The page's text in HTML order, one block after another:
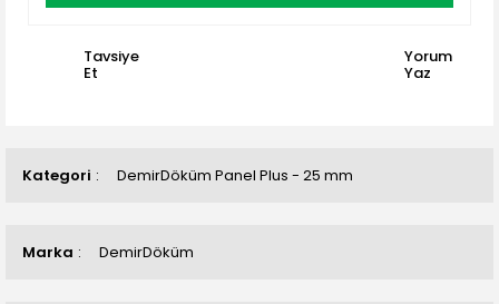
Kategori DemirDöküm Panel Plus - 25 mm
Marka DemirDöküm
Tavsiye
Et
Yorum
Yaz